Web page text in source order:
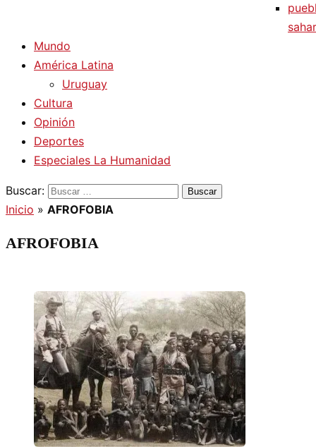
Mundo
América Latina
Uruguay
Cultura
Opinión
Deportes
Especiales La Humanidad
Buscar:
Inicio » AFROFOBIA
AFROFOBIA